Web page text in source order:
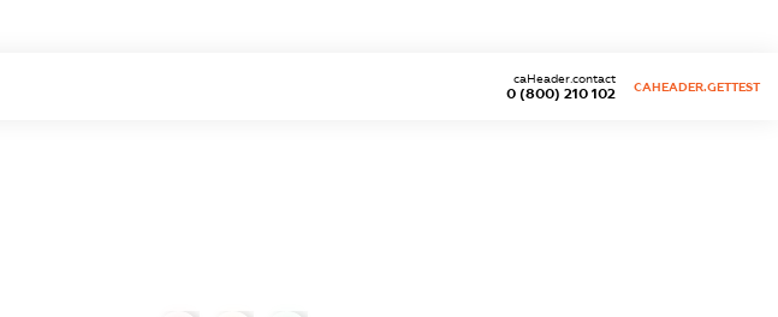
0 (800) 210 102
caHeader.contact
CAHEADER.GETTEST